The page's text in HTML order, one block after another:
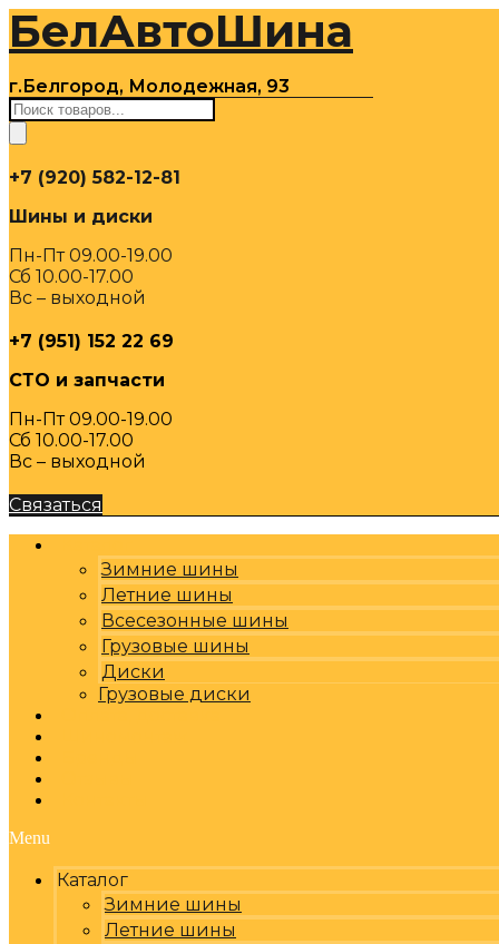
Перейти
содержимому
БелАвтоШина
г.Белгород, Молодежная, 93
Поиск
товаров
+7 (920) 582-12-81
Шины и диски
Пн-Пт 09.00-19.00
Сб 10.00-17.00
Вс – выходной
+7 (951) 152 22 69
СТО и запчасти
Пн-Пт 09.00-19.00
Сб 10.00-17.00
Вс – выходной
Связаться
Зимние шины
Летние шины
Всесезонные шины
Грузовые шины
Диски
Грузовые диски
Menu
Каталог
Зимние шины
Летние шины